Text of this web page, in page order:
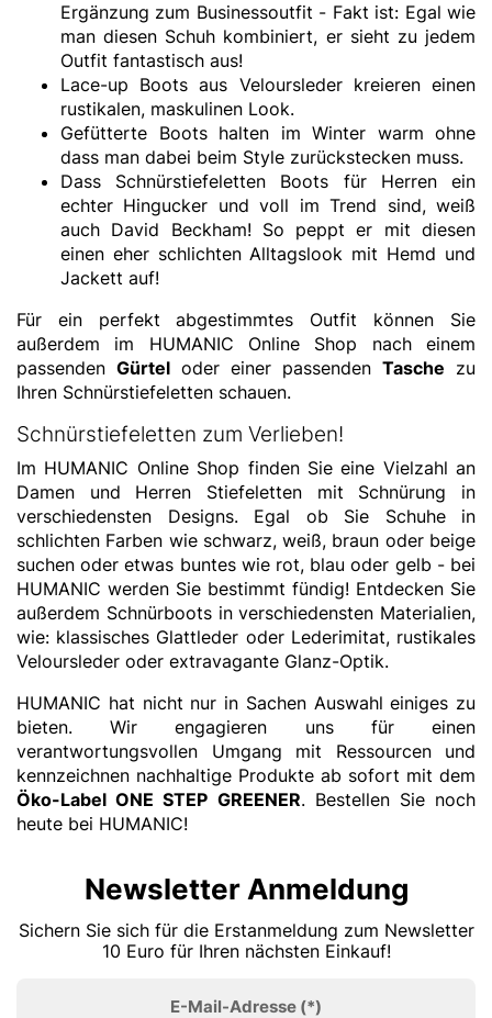
Ergänzung zum Businessoutfit - Fakt ist: Egal wie
man diesen Schuh kombiniert, er sieht zu jedem
Outfit fantastisch aus!
Lace-up Boots aus Veloursleder kreieren einen
rustikalen, maskulinen Look.
Gefütterte Boots halten im Winter warm ohne
dass man dabei beim Style zurückstecken muss.
Dass Schnürstiefeletten Boots für Herren ein
echter Hingucker und voll im Trend sind, weiß
auch David Beckham! So peppt er mit diesen
einen eher schlichten Alltagslook mit Hemd und
Jackett auf!
Für ein perfekt abgestimmtes Outfit können Sie
außerdem im HUMANIC Online Shop nach einem
passenden Gürtel oder einer passenden Tasche zu
Ihren Schnürstiefeletten schauen.
Schnürstiefeletten zum Verlieben!
Im HUMANIC Online Shop finden Sie eine Vielzahl an
Damen und Herren Stiefeletten mit Schnürung in
verschiedensten Designs. Egal ob Sie Schuhe in
schlichten Farben wie schwarz, weiß, braun oder beige
suchen oder etwas buntes wie rot, blau oder gelb - bei
HUMANIC werden Sie bestimmt fündig! Entdecken Sie
außerdem Schnürboots in verschiedensten Materialien,
wie: klassisches Glattleder oder Lederimitat, rustikales
Veloursleder oder extravagante Glanz-Optik.
HUMANIC hat nicht nur in Sachen Auswahl einiges zu
bieten. Wir engagieren uns für einen
verantwortungsvollen Umgang mit Ressourcen und
kennzeichnen nachhaltige Produkte ab sofort mit dem
Öko-LabelONE STEP GREENER. Bestellen Sie noch
heute bei HUMANIC!
Newsletter Anmeldung
Sichern Sie sich für die Erstanmeldung zum Newsletter
10 Euro für Ihren nächsten Einkauf!
E-Mail-Adresse (*)